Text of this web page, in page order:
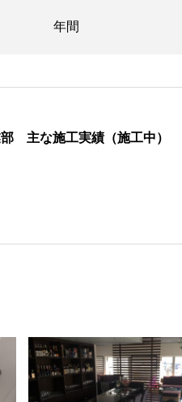
年間
主な施工実績（施工中）